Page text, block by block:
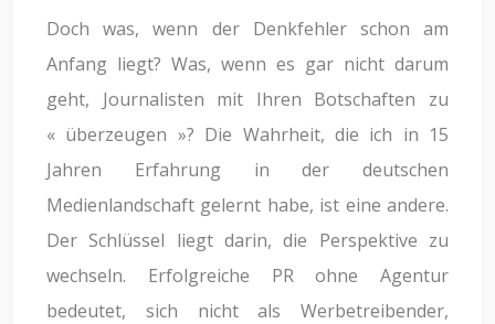
Doch was, wenn der Denkfehler schon am
Anfang liegt? Was, wenn es gar nicht darum
geht, Journalisten mit Ihren Botschaften zu
« überzeugen »? Die Wahrheit, die ich in 15
Jahren Erfahrung in der deutschen
Medienlandschaft gelernt habe, ist eine andere.
Der Schlüssel liegt darin, die Perspektive zu
wechseln. Erfolgreiche PR ohne Agentur
bedeutet, sich nicht als Werbetreibender,